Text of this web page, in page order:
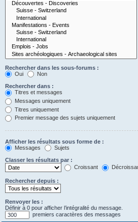
Rechercher dans les sous-forums :
Oui
Non
Rechercher dans :
Titres et messages
Messages uniquement
Titres uniquement
Premier message des sujets uniquement
Afficher les résultats sous forme de :
Messages
Sujets
Classer les résultats par :
Croissant
Rechercher depuis :
Renvoyer les :
Définir à 0 pour afficher l’intégralité du message.
premiers caractères des messages